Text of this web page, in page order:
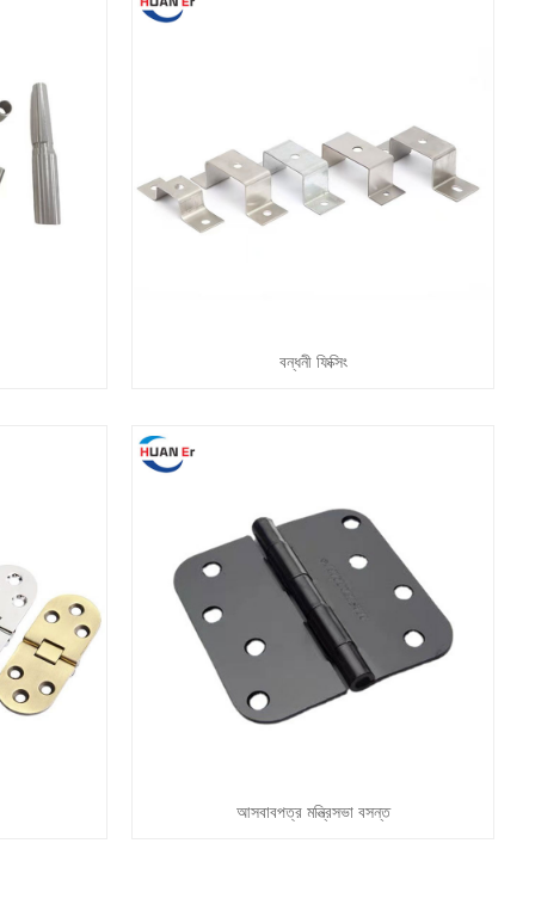
বন্ধনী ফিক্সিং
আসবাবপত্র মন্ত্রিসভা বসন্ত